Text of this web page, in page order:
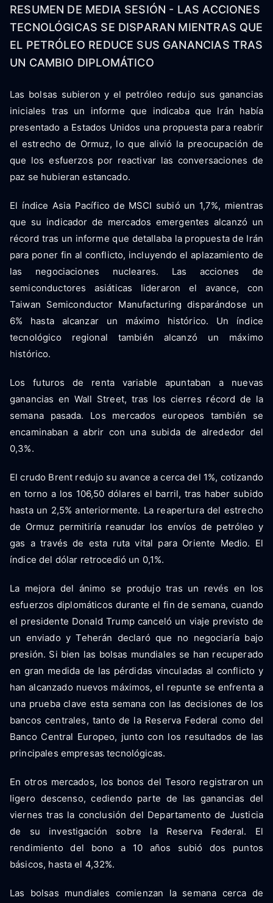
RESUMEN DE MEDIA SESIÓN - LAS ACCIONES
TECNOLÓGICAS SE DISPARAN MIENTRAS QUE
EL PETRÓLEO REDUCE SUS GANANCIAS TRAS
UN CAMBIO DIPLOMÁTICO
Las bolsas subieron y el petróleo redujo sus ganancias
iniciales tras un informe que indicaba que Irán había
presentado a Estados Unidos una propuesta para reabrir
el estrecho de Ormuz, lo que alivió la preocupación de
que los esfuerzos por reactivar las conversaciones de
paz se hubieran estancado.
El índice Asia Pacífico de MSCI subió un 1,7%, mientras
que su indicador de mercados emergentes alcanzó un
récord tras un informe que detallaba la propuesta de Irán
para poner fin al conflicto, incluyendo el aplazamiento de
las negociaciones nucleares. Las acciones de
semiconductores asiáticas lideraron el avance, con
Taiwan Semiconductor Manufacturing disparándose un
6% hasta alcanzar un máximo histórico. Un índice
tecnológico regional también alcanzó un máximo
histórico.
Los futuros de renta variable apuntaban a nuevas
ganancias en Wall Street, tras los cierres récord de la
semana pasada. Los mercados europeos también se
encaminaban a abrir con una subida de alrededor del
0,3%.
El crudo Brent redujo su avance a cerca del 1%, cotizando
en torno a los 106,50 dólares el barril, tras haber subido
hasta un 2,5% anteriormente. La reapertura del estrecho
de Ormuz permitiría reanudar los envíos de petróleo y
gas a través de esta ruta vital para Oriente Medio. El
índice del dólar retrocedió un 0,1%.
La mejora del ánimo se produjo tras un revés en los
esfuerzos diplomáticos durante el fin de semana, cuando
el presidente Donald Trump canceló un viaje previsto de
un enviado y Teherán declaró que no negociaría bajo
presión. Si bien las bolsas mundiales se han recuperado
en gran medida de las pérdidas vinculadas al conflicto y
han alcanzado nuevos máximos, el repunte se enfrenta a
una prueba clave esta semana con las decisiones de los
bancos centrales, tanto de la Reserva Federal como del
Banco Central Europeo, junto con los resultados de las
principales empresas tecnológicas.
En otros mercados, los bonos del Tesoro registraron un
ligero descenso, cediendo parte de las ganancias del
viernes tras la conclusión del Departamento de Justicia
de su investigación sobre la Reserva Federal. El
rendimiento del bono a 10 años subió dos puntos
básicos, hasta el 4,32%.
Las bolsas mundiales comienzan la semana cerca de